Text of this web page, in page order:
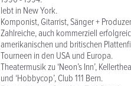
lebt in New York.
Komponist, Gitarrist, Sänger +
Zahlreiche, auch kommerziell
amerikanischen und britischen
Tourneen in den USA und Europa.
Theatermusik zu ‘Neon’s Inn’,
und ‘Hobbycop’, Club 111 Bern.